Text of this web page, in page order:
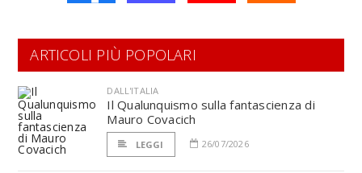
ARTICOLI PIÙ POPOLARI
DALL'ITALIA
Il Qualunquismo sulla fantascienza di
Mauro Covacich
LEGGI 26/07/2026